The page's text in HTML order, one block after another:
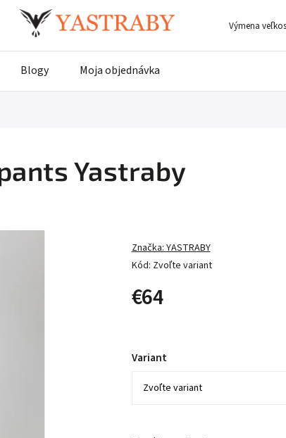
Výmena
Blogy Moja objednávka
Yastraby
Kód: Zvoľte variant
Značka:YASTRABY
€64
Variant